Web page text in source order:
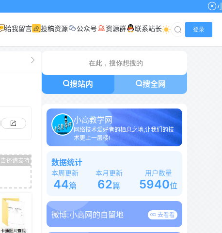
小高网已启
给我留言 投稿资源 公众号 资源群 联系站长 登录
搜站内 搜全网
小高教学网
网络技术爱好者的栖息之地,让我们的技
术更上一层楼!
数据统计
本周更新
44篇
本月更新
62篇
用户数量
5940位
微博:小高网的自留地 去看看